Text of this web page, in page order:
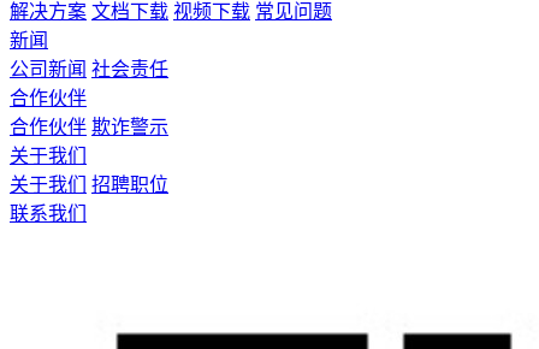
解决方案 文档下载 视频下载 常见问题
新闻
公司新闻 社会责任
合作伙伴
合作伙伴 欺诈警示
关于我们
关于我们
招聘职位
联系我们